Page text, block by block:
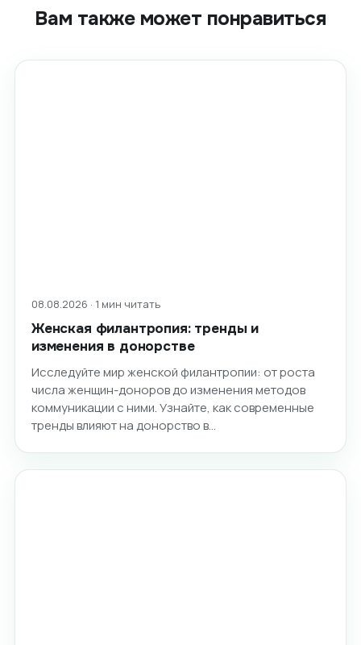
Вам также может понравиться
08.08.2026 · 1 мин читать
Женская филантропия: тренды и
изменения в донорстве
Исследуйте мир женской филантропии: от роста
числа женщин-доноров до изменения методов
коммуникации с ними. Узнайте, как современные
тренды влияют на донорство в…